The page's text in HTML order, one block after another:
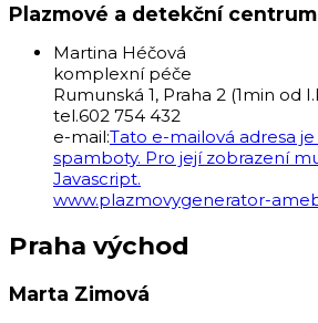
Plazmové a detekční
Martina Héčová
komplexní péče
Rumunská 1, Praha 2 (1min od
tel.602 754 432
e-mail:Tato e-mailová adresa
spamboty. Pro její zobrazení
Javascript.
www.plazmovygenerator-
Praha východ
Marta Zimová